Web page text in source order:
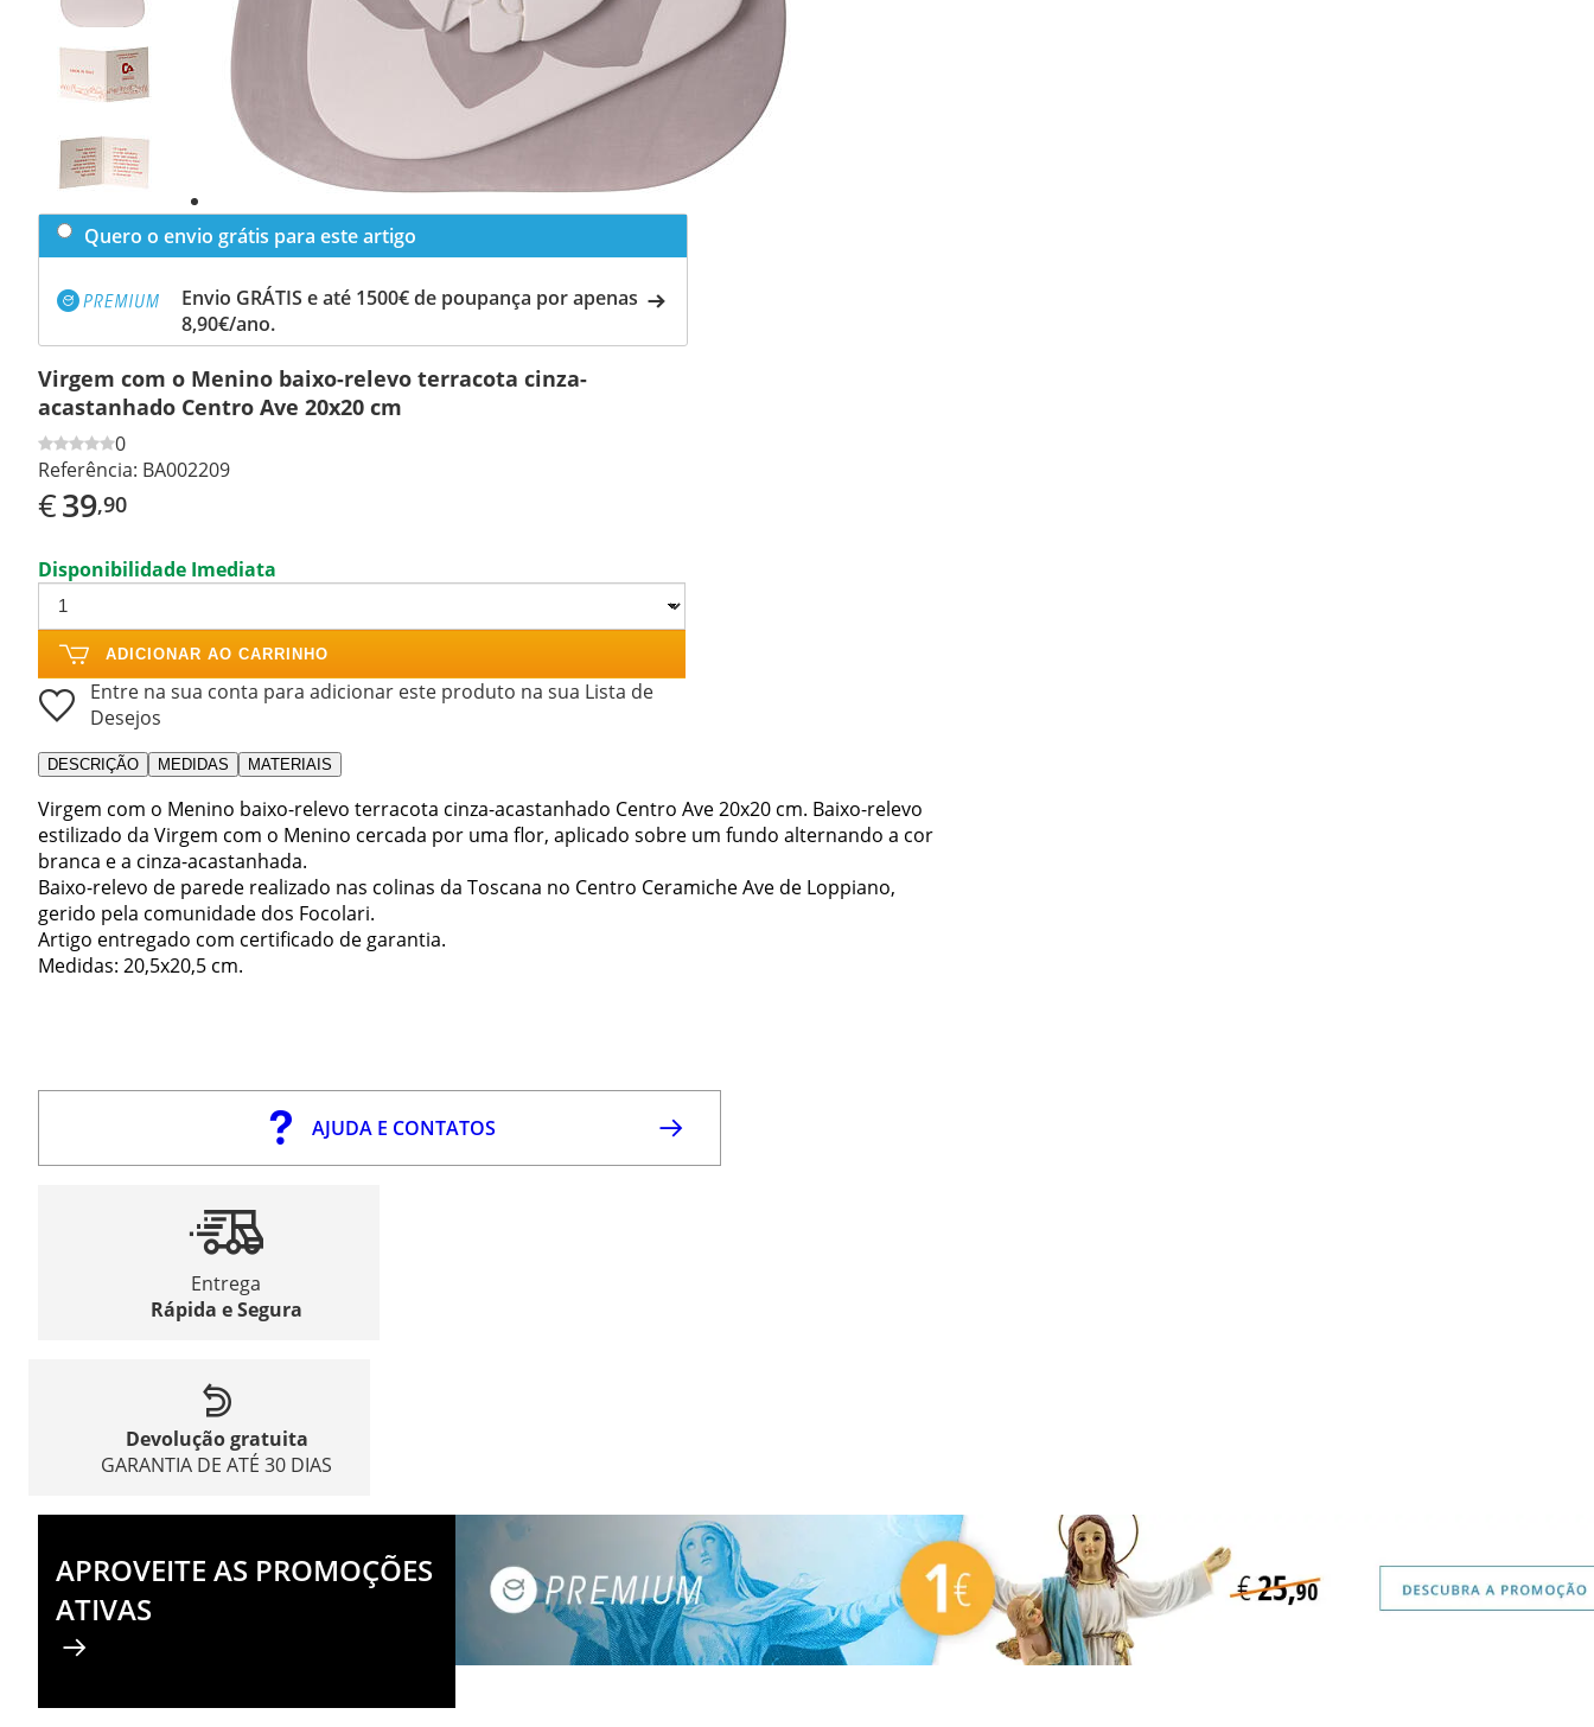
Previous
Next
slide
Quero o envio grátis para este artigo
Envio GRÁTIS e até 1500€ de poupança por apenas
8,90€/ano.
Virgem com o Menino baixo-relevo terracota cinza-
acastanhado Centro Ave 20x20 cm
0
Referência: BA002209
€39,90
Disponibilidade Imediata
ADICIONAR AO CARRINHO
Entre na sua conta para adicionar este produto na sua Lista de
Desejos
DESCRIÇÃO MEDIDAS MATERIAIS
Virgem com o Menino baixo-relevo terracota cinza-acastanhado Centro Ave 20x20 cm. Baixo-relevo
estilizado da Virgem com o Menino cercada por uma flor, aplicado sobre um fundo alternando a cor
branca e a cinza-acastanhada.
Baixo-relevo de parede realizado nas colinas da Toscana no Centro Ceramiche Ave de Loppiano,
gerido pela comunidade dos Focolari.
Artigo entregado com certificado de garantia.
Medidas: 20,5x20,5 cm.
AJUDA E CONTATOS
Entrega
Rápida e Segura
Devolução gratuita
GARANTIA DE ATÉ 30 DIAS
APROVEITE AS PROMOÇÕES
ATIVAS